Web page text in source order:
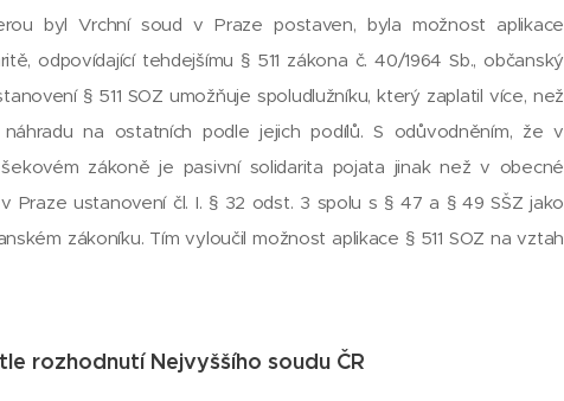
byl Vrchní soud v Praze postaven, byla možnost aplikace
odpovídající tehdejšímu § 511 zákona č. 40/1964 Sb., občanský
§ 511 SOZ umožňuje spoludlužníku, který zaplatil více, než
na ostatních podle jejich podílů. S odůvodněním, že v
zákoně je pasivní solidarita pojata jinak než v obecné
Praze ustanovení čl. I. § 32 odst. 3 spolu s § 47 a § 49 SŠZ jako
zákoníku. Tím vyloučil možnost aplikace § 511 SOZ na vztah
rozhodnutí Nejvyššího soudu ČR